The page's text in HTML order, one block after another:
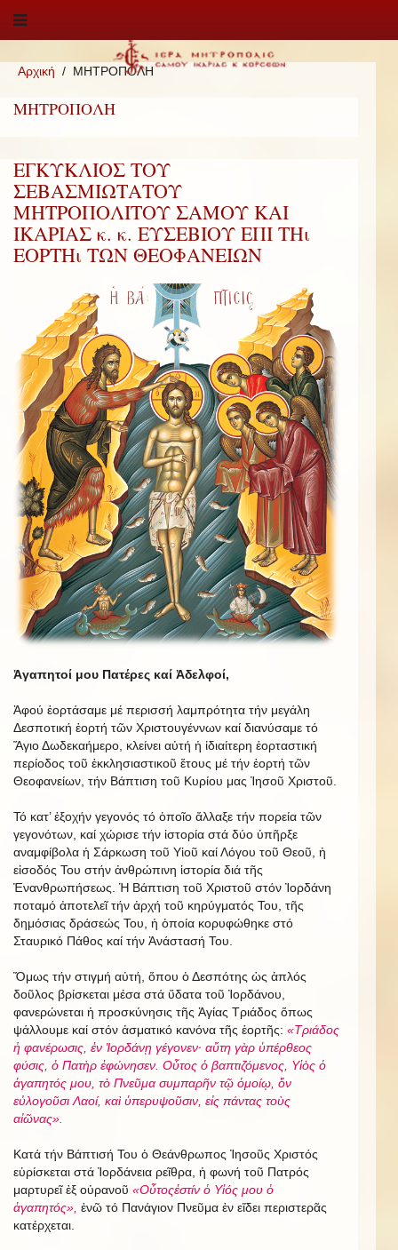
Αρχική ΜΗΤΡΟΠΟΛΗ
ΜΗΤΡΟΠΟΛΗ
ΕΓΚΥΚΛΙΟΣ ΤΟΥ
ΣΕΒΑΣΜΙΩΤΑΤΟΥ
ΜΗΤΡΟΠΟΛΙΤΟΥ ΣΑΜΟΥ ΚΑΙ
ΙΚΑΡΙΑΣ κ. κ. ΕΥΣΕΒΙΟΥ ΕΠΙ ΤΗι
ΕΟΡΤΗι ΤΩΝ ΘΕΟΦΑΝΕΙΩΝ
Ἀγαπητοί μου Πατέρες καί Ἀδελφοί,
Ἀφού ἑορτάσαμε μέ περισσή λαμπρότητα τήν μεγάλη
Δεσποτική ἑορτή τῶν Χριστουγέννων καί διανύσαμε τό
Ἅγιο Δωδεκαήμερο, κλείνει αὐτή ἡ ἰδιαίτερη ἑορταστική
περίοδος τοῦ ἐκκλησιαστικοῦ ἔτους μέ τήν ἑορτή τῶν
Θεοφανείων, τήν Βάπτιση τοῦ Κυρίου μας Ἰησοῦ Χριστοῦ.
Τό κατ’ ἐξοχήν γεγονός τό ὁποῖο ἄλλαξε τήν πορεία τῶν
γεγονότων, καί χώρισε τήν ἱστορία στά δύο ὑπῆρξε
αναμφίβολα ἡ Σάρκωση τοῦ Υἱοῦ καί Λόγου τοῦ Θεοῦ, ἡ
εἰσοδός Του στήν ἀνθρώπινη ἱστορία διά τῆς
Ἐνανθρωπήσεως. Ἡ Βάπτιση τοῦ Χριστοῦ στόν Ἰορδάνη
ποταμό ἀποτελεῖ τήν ἀρχή τοῦ κηρύγματός Του, τῆς
δημόσιας δράσεώς Του, ἡ ὁποία κορυφώθηκε στό
Σταυρικό Πάθος καί τήν Ἀνάστασή Του.
Ὅμως τήν στιγμή αὐτή, ὅπου ὁ Δεσπότης ὡς ἁπλός
δοῦλος βρίσκεται μέσα στά ὕδατα τοῦ Ἰορδάνου,
φανερώνεται ἡ προσκύνησις τῆς Ἁγίας Τριάδος ὅπως
ψάλλουμε καί στόν ἀσματικό κανόνα τῆς ἑορτῆς: «Τριάδος
ἡ φανέρωσις, ἐν Ἰορδάνῃ γέγονεν· αὔτη γὰρ ὑπέρθεος
φύσις, ὁ Πατὴρ ἐφώνησεν. Οὗτος ὁ βαπτιζόμενος, Υἱὸς ὁ
ἀγαπητός μου, τὸ Πνεῦμα συμπαρῆν τῷ ὁμοίῳ, ὅν
εὐλογοῦσι Λαοί, καὶ ὑπερυψοῦσιν, εἰς πάντας τοὺς
αἰῶνας».
Κατά τήν Βάπτισή Του ὁ Θεάνθρωπος Ἰησοῦς Χριστός
εὑρίσκεται στά Ἰορδάνεια ρεῖθρα, ἡ φωνή τοῦ Πατρός
μαρτυρεῖ ἐξ οὐρανοῦ «Οὖτοςἐστίν ὁ Υἱός μου ὁ
ἀγαπητός», ἐνῶ τό Πανάγιον Πνεῦμα ἐν εἴδει περιστερᾶς
κατέρχεται.